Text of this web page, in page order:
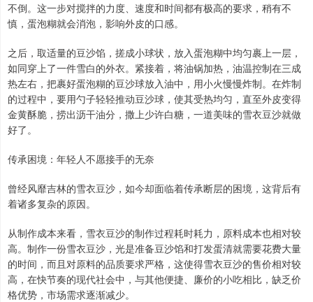
不倒。这一步对搅拌的力度、速度和时间都有极高的要求，稍有不
慎，蛋泡糊就会消泡，影响外皮的口感。
之后，取适量的豆沙馅，搓成小球状，放入蛋泡糊中均匀裹上一层，
如同穿上了一件雪白的外衣。紧接着，将油锅加热，油温控制在三成
热左右，把裹好蛋泡糊的豆沙球放入油中，用小火慢慢炸制。在炸制
的过程中，要用勺子轻轻推动豆沙球，使其受热均匀，直至外皮变得
金黄酥脆，捞出沥干油分，撒上少许白糖，一道美味的雪衣豆沙就做
好了。
传承困境：年轻人不愿接手的无奈
曾经风靡吉林的雪衣豆沙，如今却面临着传承断层的困境，这背后有
着诸多复杂的原因。
从制作成本来看，雪衣豆沙的制作过程耗时耗力，原料成本也相对较
高。制作一份雪衣豆沙，光是准备豆沙馅和打发蛋清就需要花费大量
的时间，而且对原料的品质要求严格，这使得雪衣豆沙的售价相对较
高，在快节奏的现代社会中，与其他便捷、廉价的小吃相比，缺乏价
格优势，市场需求逐渐减少。